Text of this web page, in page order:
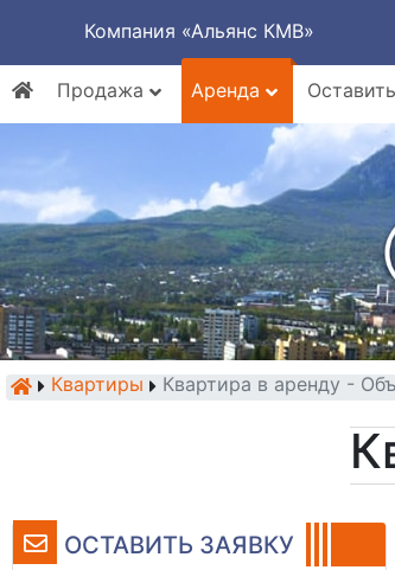
Компания «Альянс КМВ»
Продажа
Аренда
Квартиры Квартира в аренду -
ОСТАВИТЬ ЗАЯВКУ